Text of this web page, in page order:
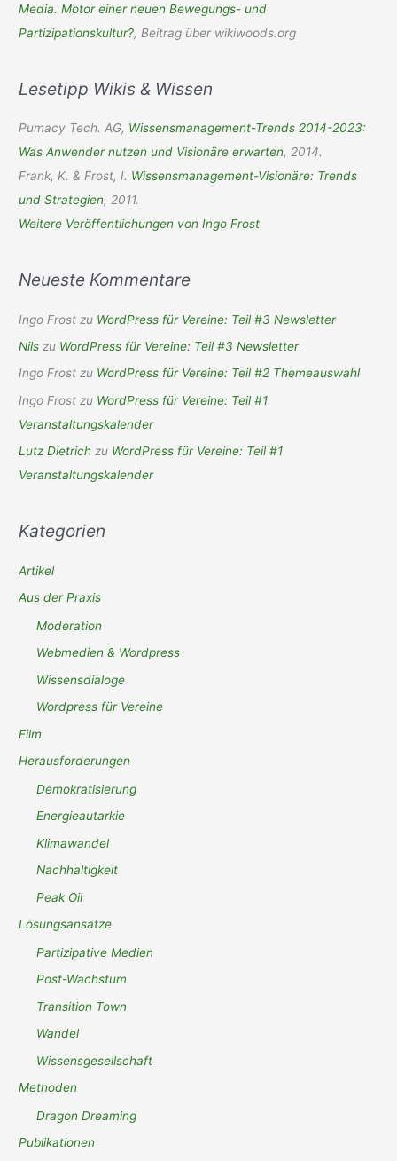
n
a
h
Media. Motor einer neuen Bewegungs- und
Partizipationskultur?, Beitrag über wikiwoods.org
Lesetipp Wikis & Wissen
Pumacy Tech. AG, Wissensmanagement-Trends 2014-2023:
Was Anwender nutzen und Visionäre erwarten, 2014.
Frank, K. & Frost, I. Wissensmanagement-Visionäre: Trends
und Strategien, 2011.
Weitere Veröffentlichungen von Ingo Frost
Neueste Kommentare
Ingo Frost zu WordPress für Vereine: Teil #3 Newsletter
Nils zu WordPress für Vereine: Teil #3 Newsletter
Ingo Frost zu WordPress für Vereine: Teil #2 Themeauswahl
Ingo Frost zu WordPress für Vereine: Teil #1
Veranstaltungskalender
Lutz Dietrich zu WordPress für Vereine: Teil #1
Veranstaltungskalender
Kategorien
Artikel
Aus der Praxis
Moderation
Webmedien & Wordpress
Wissensdialoge
Wordpress für Vereine
Film
Herausforderungen
Demokratisierung
Energieautarkie
Klimawandel
Nachhaltigkeit
Peak Oil
Lösungsansätze
Partizipative Medien
Post-Wachstum
Transition Town
Wandel
Wissensgesellschaft
Methoden
Dragon Dreaming
Publikationen